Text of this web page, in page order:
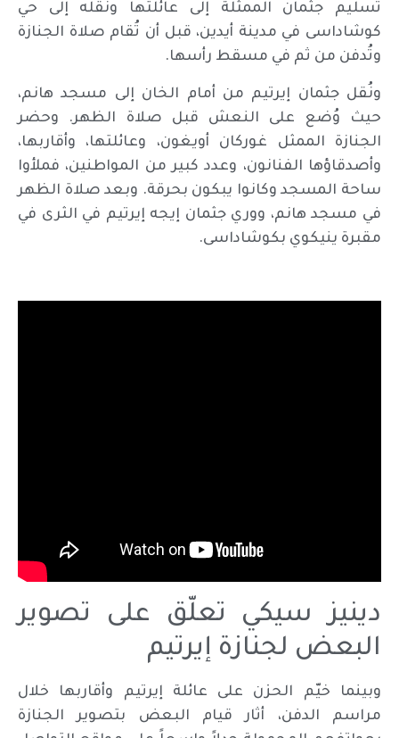
تسليم جثمان الممثلة إلى عائلتها ونقله إلى حي
كوشاداسى في مدينة أيدين، قبل أن تُقام صلاة الجنازة
وتُدفن من ثم في مسقط رأسها.
ونُقل جثمان إيرتيم من أمام الخان إلى مسجد هانم،
حيث وُضع على النعش قبل صلاة الظهر. وحضر
الجنازة الممثل غوركان أويغون، وعائلتها، وأقاربها،
وأصدقاؤها الفنانون، وعدد كبير من المواطنين، فملأوا
ساحة المسجد وكانوا يبكون بحرقة. وبعد صلاة الظهر
في مسجد هانم، ووري جثمان إيجه إيرتيم في الثرى في
مقبرة ينيكوي بكوشاداسى.
دينيز سيكي تعلّق على تصوير
البعض لجنازة إيرتيم
وبينما خيّم الحزن على عائلة إيرتيم وأقاربها خلال
مراسم الدفن، أثار قيام البعض بتصوير الجنازة